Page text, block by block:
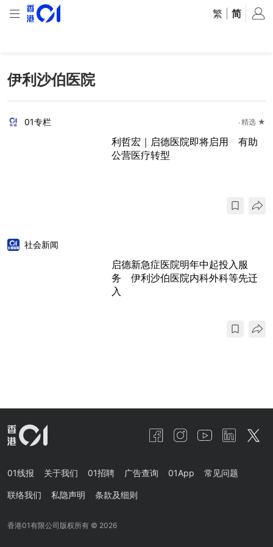
繁 简
伊利沙伯医院
01专栏 精选 ★
利哲宏｜启德医院即将启用 有助
公营医疗转型
社会新闻
启德新急症医院明年中起投入服
务 伊利沙伯医院内科外科等先迁
入
01线报 关于我们 01招聘 广告查询 01App 常见问题
联络我们 私隐声明 条款及细则
香港01有限公司版权所有 © 2026